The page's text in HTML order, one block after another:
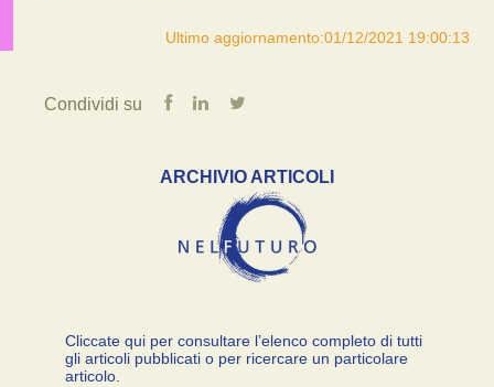
Ultimo aggiornamento:01/12/2021 19:00:13
Condividi su
ARCHIVIO ARTICOLI
Cliccate qui per consultare l’elenco completo di tutti
gli articoli pubblicati o per ricercare un particolare
articolo.